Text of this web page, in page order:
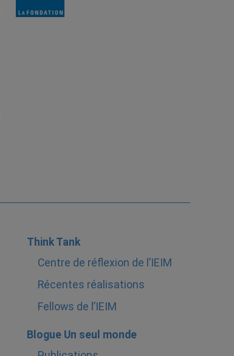
Think Tank
Centre de réflexion de l’IEIM
Récentes réalisations
Fellows de l’IEIM
Blogue Un seul monde